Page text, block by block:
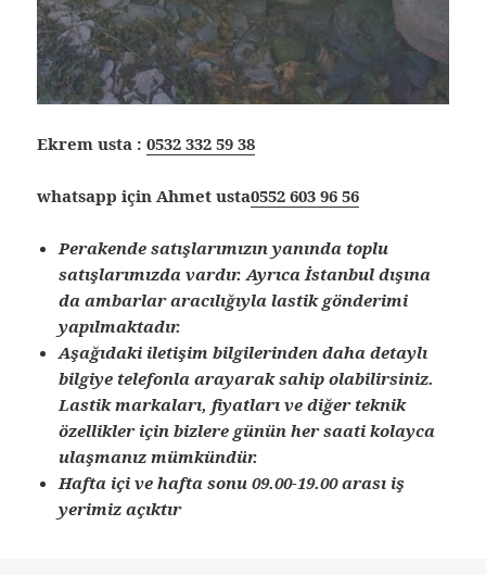
Ekrem usta :0532 332 59 38
whatsapp için Ahmet usta0552 603 96 56
Perakende satışlarımızın yanında toplu
satışlarımızda vardır. Ayrıca İstanbul dışına
da ambarlar aracılığıyla lastik gönderimi
yapılmaktadır.
Aşağıdaki iletişim bilgilerinden daha detaylı
bilgiye telefonla arayarak sahip olabilirsiniz.
Lastik markaları, fiyatları ve diğer teknik
özellikler için bizlere günün her saati kolayca
ulaşmanız mümkündür.
Hafta içi ve hafta sonu 09.00-19.00 arası iş
yerimiz açıktır